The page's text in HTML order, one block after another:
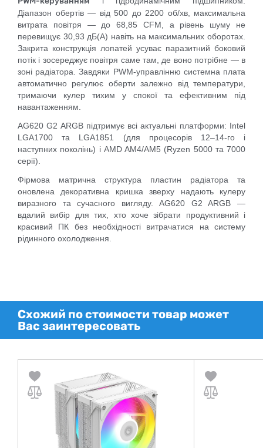
Діапазон обертів — від 500 до 2200 об/хв, максимальна
витрата повітря — до 68,85 CFM, а рівень шуму не
перевищує 30,93 дБ(А) навіть на максимальних оборотах.
Закрита конструкція лопатей усуває паразитний боковий
потік і зосереджує повітря саме там, де воно потрібне — в
зоні радіатора. Завдяки PWM-управлінню системна плата
автоматично регулює оберти залежно від температури,
тримаючи кулер тихим у спокої та ефективним під
навантаженням.
AG620 G2 ARGB підтримує всі актуальні платформи: Intel
LGA1700 та LGA1851 (для процесорів 12–14-го і
наступних поколінь) і AMD AM4/AM5 (Ryzen 5000 та 7000
серії).
Фірмова матрична структура пластин радіатора та
оновлена декоративна кришка зверху надають кулеру
виразного та сучасного вигляду. AG620 G2 ARGB —
вдалий вибір для тих, хто хоче зібрати продуктивний і
красивий ПК без необхідності витрачатися на систему
рідинного охолодження.
Схожий по стоимости товар может
Вас заинтересовать